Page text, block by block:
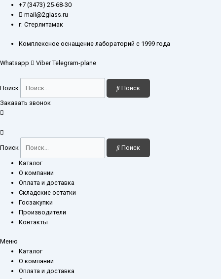
Перейти
содержимому
+7 (3473) 25-68-30
mail@2glass.ru
г. Стерлитамак
Комплексное оснащение лабораторий с 1999 года
Whatsapp Viber Telegram-plane
Поиск Поиск
Заказать звонок
Поиск Поиск
Каталог
О компании
Оплата и доставка
Складские остатки
Госзакупки
Производители
Контакты
Меню
Каталог
О компании
Оплата и доставка
Количество
товара
Оправа
фильтра
мм